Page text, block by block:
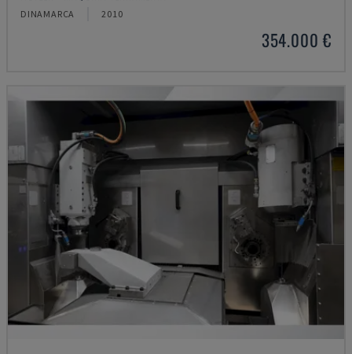
DINAMARCA 2010
354.000 €